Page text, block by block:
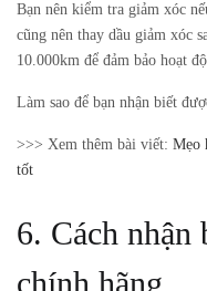
Bạn nên kiểm tra giảm xóc
cũng nên thay dầu giảm xóc
10.000km để đảm bảo hoạt
Làm sao để bạn nhận biết
>>> Xem thêm bài viết: Mẹo
tốt
6. Cách
chính hãng